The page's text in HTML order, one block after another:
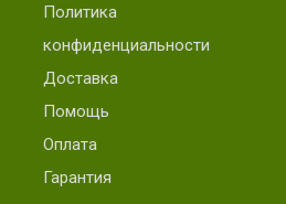
Политика
конфиденциальности
Доставка
Помощь
Оплата
Гарантия